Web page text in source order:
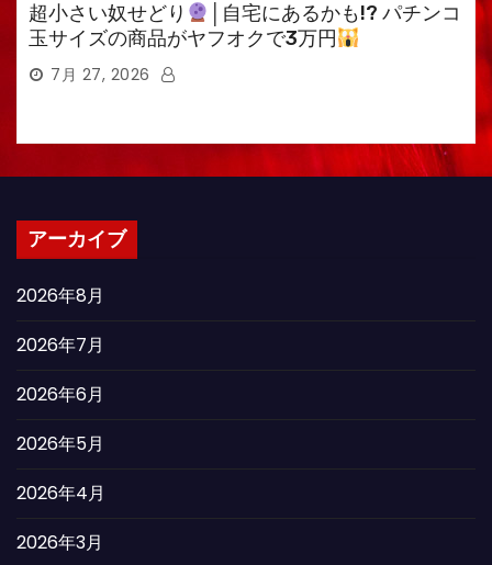
超小さい奴せどり
│自宅にあるかも!? パチンコ
玉サイズの商品がヤフオクで3万円
7月 27, 2026
アーカイブ
2026年8月
2026年7月
2026年6月
2026年5月
2026年4月
2026年3月